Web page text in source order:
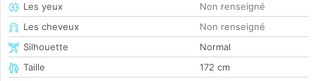
Les yeux
Non renseigné
Les cheveux
Non renseigné
Silhouette
Normal
Taille
172 cm